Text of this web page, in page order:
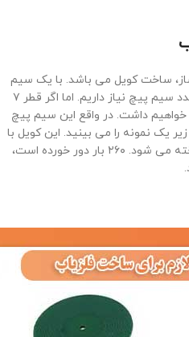
ساخت کویل می باشد. با یک سیم
پیچ ۹ سانتیی متری در حدود ۲۵۰ عدد سیم پیچ نیاز داریم. اما اگر قطر ۷
سیم پیچ نیاز خواهیم داشت. در واقع این سیم پیچ
یک نمونه را می بینید. این کویل با
سیم مسی با قطر ۰٫۲ میلی متر ساخته می شود. ۲۶۰ بار دور خورده است،